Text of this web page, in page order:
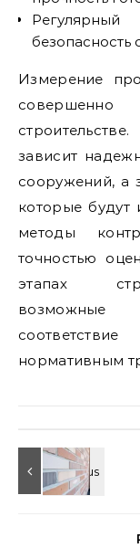
безопасность
Измерение
зависит
сооружений, а
которые будут
методы
точностью
этапах
возможные
нормативным